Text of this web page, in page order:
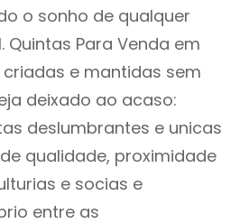
o sonho de qualquer
Quintas Para Venda em
e mantidas sem
deixado ao acaso:
deslumbrantes e unicas
qualidade, proximidade
e socias e
entre as